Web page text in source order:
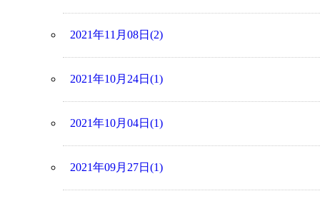
2021年11月08日(2)
2021年10月24日(1)
2021年10月04日(1)
2021年09月27日(1)